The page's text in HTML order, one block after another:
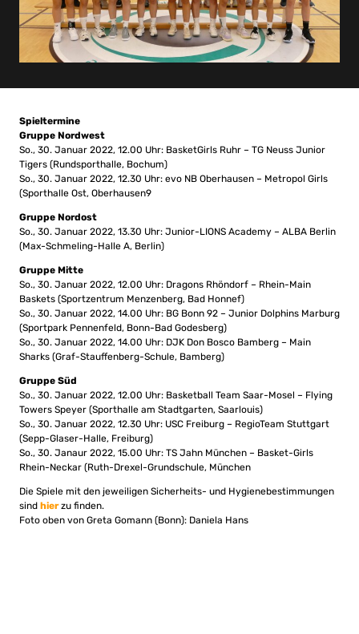
Spieltermine
Gruppe Nordwest
So., 30. Januar 2022, 12.00 Uhr: BasketGirls Ruhr – TG Neuss Junior
Tigers (Rundsporthalle, Bochum)
So., 30. Januar 2022, 12.30 Uhr: evo NB Oberhausen – Metropol Girls
(Sporthalle Ost, Oberhausen9
Gruppe Nordost
So., 30. Januar 2022, 13.30 Uhr: Junior-LIONS Academy – ALBA Berlin
(Max-Schmeling-Halle A, Berlin)
Gruppe Mitte
So., 30. Januar 2022, 12.00 Uhr: Dragons Rhöndorf – Rhein-Main
Baskets (Sportzentrum Menzenberg, Bad Honnef)
So., 30. Januar 2022, 14.00 Uhr: BG Bonn 92 – Junior Dolphins Marburg
(Sportpark Pennenfeld, Bonn-Bad Godesberg)
So., 30. Januar 2022, 14.00 Uhr: DJK Don Bosco Bamberg – Main
Sharks (Graf-Stauffenberg-Schule, Bamberg)
Gruppe Süd
So., 30. Januar 2022, 12.00 Uhr: Basketball Team Saar-Mosel – Flying
Towers Speyer (Sporthalle am Stadtgarten, Saarlouis)
So., 30. Januar 2022, 12.30 Uhr: USC Freiburg – RegioTeam Stuttgart
(Sepp-Glaser-Halle, Freiburg)
So., 30. Janaur 2022, 15.00 Uhr: TS Jahn München – Basket-Girls
Rhein-Neckar (Ruth-Drexel-Grundschule, München
Die Spiele mit den jeweiligen Sicherheits- und Hygienebestimmungen
sind hierzu finden.
Foto oben von Greta Gomann (Bonn): Daniela Hans